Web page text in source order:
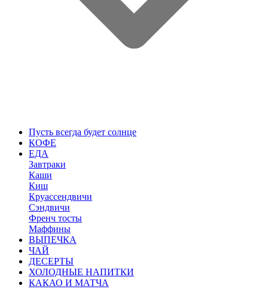
Пусть всегда будет солнце
КОФЕ
ЕДА
Завтраки
Каши
Киш
Круассендвичи
Сэндвичи
Френч тосты
Маффины
ВЫПЕЧКА
ЧАЙ
ДЕСЕРТЫ
ХОЛОДНЫЕ НАПИТКИ
КАКАО И МАТЧА